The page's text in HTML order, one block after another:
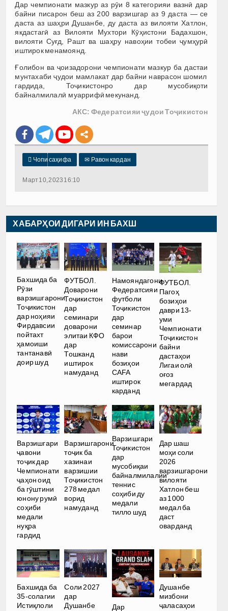
Дар чемпионати мазкур аз рӯи 8 категорияи вазнӣ дар
байни писарон беш аз 200 варзишгар аз 9 даста — се
даста аз шаҳри Душанбе, ду даста аз вилояти Хатлон,
якдастагӣ аз Вилояти Мухтори Кӯҳистони Бадахшон,
вилояти Суғд, Рашт ва шаҳру навоҳии тобеи ҷумҳурӣ
иштирок менамоянд.
Ғолибон ва ҷоизадорони чемпионати мазкур ба дастаи
мунтахаби ҷудои мамлакат дар байни наврасон шомил
гардида, Тоҷикистонро дар мусобиқоти
байналмилалӣ муаррифӣ мекунанд.
АКС: Федератсияи ҷудои Тоҷикистон
 Чопи саҳифа ✉ Равон кардан
Март 10, 2023 16:10
ХАБАРҲОИ ДИГАРИ ИН БАХШ
Бахшида ба
Рӯзи
варзишгарони
Тоҷикистон
дар ноҳияи
Фирдавсии
пойтахт
ҳамоиши
тантанавӣ
доир шуд
ФУТБОЛ.
Доварони
Тоҷикистон
дар
семинари
доварони
элитаи КФО
дар
Тошканд
иштирок
намуданд
Намояндагони
Федератсияи
футболи
Тоҷикистон
дар
семинар
барои
комиссарони
нави
бозиҳои
CAFA
иштирок
карданд
ФУТБОЛ.
Пагоҳ
бозиҳои
даври 13-
уми
Чемпионати
Тоҷикистон
байни
дастаҳои
Лигаи олӣ
оғоз
мегардад
Варзишгари
ҷавони
тоҷик дар
Чемпионати
ҷаҳон оид
ба гӯштини
юнону румӣ
соҳиби
медали
нуқра
гардид
Варзишгарони
тоҷик ба
хазинаи
варзишии
Тоҷикистон
278 медал
ворид
намуданд
Варзишгари
Тоҷикистон
дар
мусобиқаи
байналмилалии
теннис
соҳиби ду
медали
тилло шуд
Дар шаш
моҳи соли
2026
варзишгарони
вилояти
Хатлон беш
аз 1000
медал ба
даст
оварданд
Бахшида ба
35-солагии
Истиқлоли
Соли 2027
дар
Душанбе
Дар
Душанбе
мизбони
ҷаласаҳои